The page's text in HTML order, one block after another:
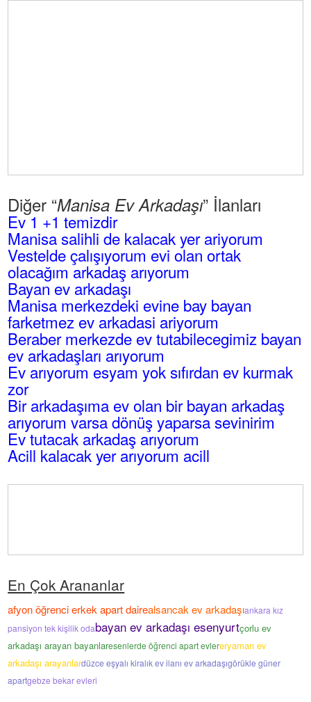
Diğer “Manisa Ev Arkadaşı” İlanları
Ev 1 +1 temizdir
Manisa salihli de kalacak yer ariyorum
Vestelde çalışıyorum evi olan ortak
olacağım arkadaş arıyorum
Bayan ev arkadaşı
Manisa merkezdeki evine bay bayan
farketmez ev arkadasi ariyorum
Beraber merkezde ev tutabilecegimiz bayan
ev arkadaşları arıyorum
Ev arıyorum esyam yok sıfırdan ev kurmak
zor
Bir arkadaşıma ev olan bir bayan arkadaş
arıyorum varsa dönüş yaparsa sevinirim
Ev tutacak arkadaş arıyorum
Acill kalacak yer arıyorum acill
En Çok Arananlar
afyon öğrenci erkek apart dairealsancak ev arkadaşıankara kız
pansiyon tek kişilik odabayan ev arkadaşı esenyurtçorlu ev
arkadaşı arayan bayanlaresenlerde öğrenci apart evlereryaman ev
arkadaşı arayanlardüzce eşyalı kiralık ev ilanı ev arkadaşıgörükle güner
apartgebze bekar evleri